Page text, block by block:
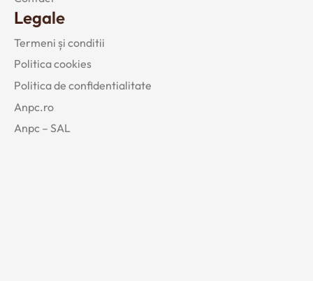
Legale
Termeni și conditii
Politica cookies
Politica de confidentialitate
Anpc.ro
Anpc – SAL